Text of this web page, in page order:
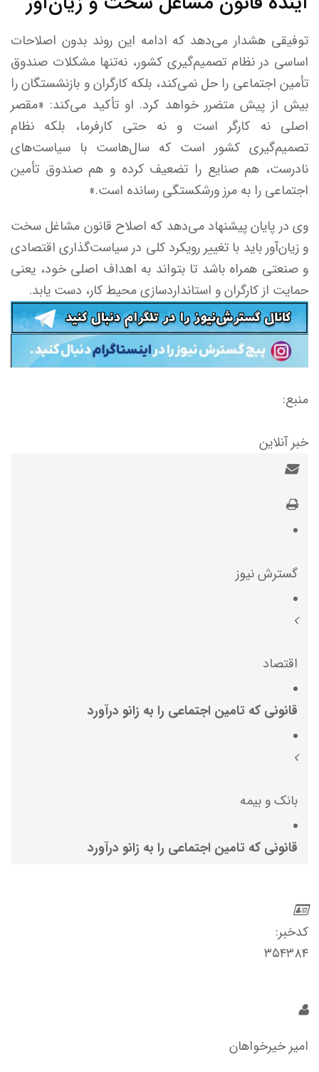
توفیقی هشدار می‌دهد که ادامه این روند بدون اصلاحات
اساسی در نظام تصمیم‌گیری کشور، نه‌تنها مشکلات صندوق
تأمین اجتماعی را حل نمی‌کند، بلکه کارگران و بازنشستگان را
بیش از پیش متضرر خواهد کرد. او تأکید می‌کند: «مقصر
اصلی نه کارگر است و نه حتی کارفرما، بلکه نظام
تصمیم‌گیری کشور است که سال‌هاست با سیاست‌های
نادرست، هم صنایع را تضعیف کرده و هم صندوق تأمین
اجتماعی را به مرز ورشکستگی رسانده است.»
وی در پایان پیشنهاد می‌دهد که اصلاح قانون مشاغل سخت
و زیان‌آور باید با تغییر رویکرد کلی در سیاست‌گذاری اقتصادی
و صنعتی همراه باشد تا بتواند به اهداف اصلی خود، یعنی
حمایت از کارگران و استانداردسازی محیط کار، دست یابد.
منبع:
خبر آنلاین
گسترش نیوز
اقتصاد
قانونی که تامین اجتماعی را به زانو درآورد
بانک و بیمه
قانونی که تامین اجتماعی را به زانو درآورد
کدخبر:
۳۵۴۳۸۴
امیر خیرخواهان